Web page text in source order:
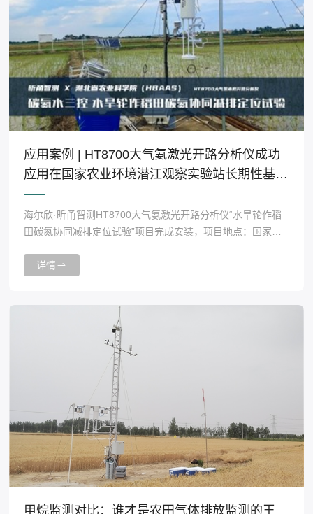
应用案例 | HT8700大气氨激光开路分析仪成功
应用在国家农业环境潜江观察实验站长期性基础
性监测项目
海尔欣·昕甬智测HT8700大气氨激光开路分析仪“水旱轮作稻
田碳氮协同减排定位试验”项目完成安装，项目地点：国家农
详情
甲烷监测对比：谁才是农田气体排放监测的王